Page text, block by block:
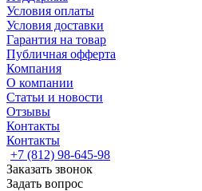
Условия оплаты
Условия доставки
Гарантия на товар
Публичная офферта
Компания
О компании
Статьи и новости
Отзывы
Контакты
Контакты
+7 (812) 98-645-98
Заказать звонок
Задать вопрос